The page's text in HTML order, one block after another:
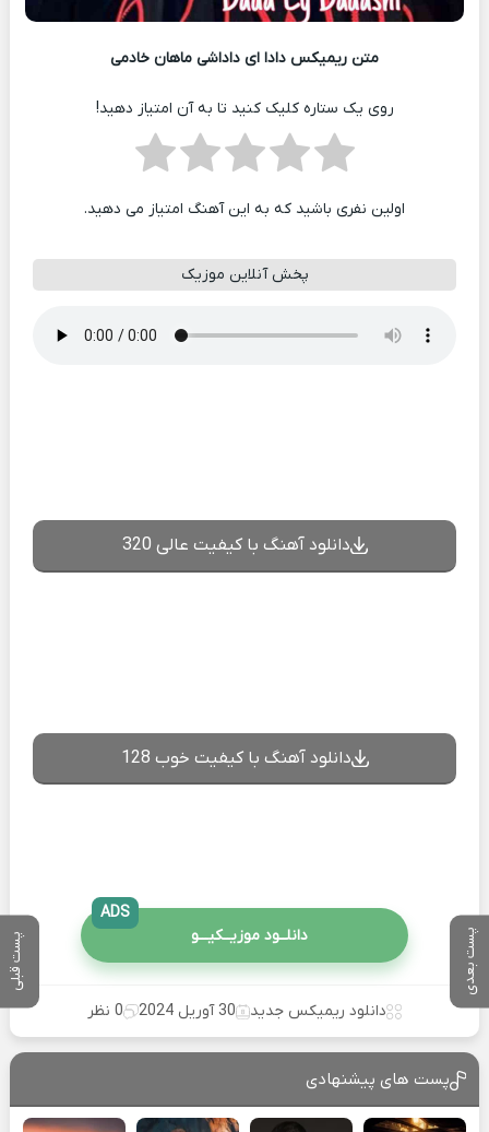
پست بعدی پست قبلی
متن ریمیکس دادا ای داداشی ماهان خادمی
روی یک ستاره کلیک کنید تا به آن امتیاز دهید!
اولین نفری باشید که به این آهنگ امتیاز می دهید.
پخش آنلاین موزیک
دانلود آهنگ با کیفیت عالی 320
دانلود آهنگ با کیفیت خوب 128
دانلــود موزیــکیـــو
ADS
دانلود ریمیکس جدید 30 آوریل 2024 0 نظر
پست های پیشنهادی